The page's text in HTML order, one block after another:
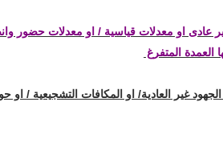
عادى او معدلات قياسية / او معدلات حضور
المتفرغ
غير العادية/ او المكافات التشجيعية / او